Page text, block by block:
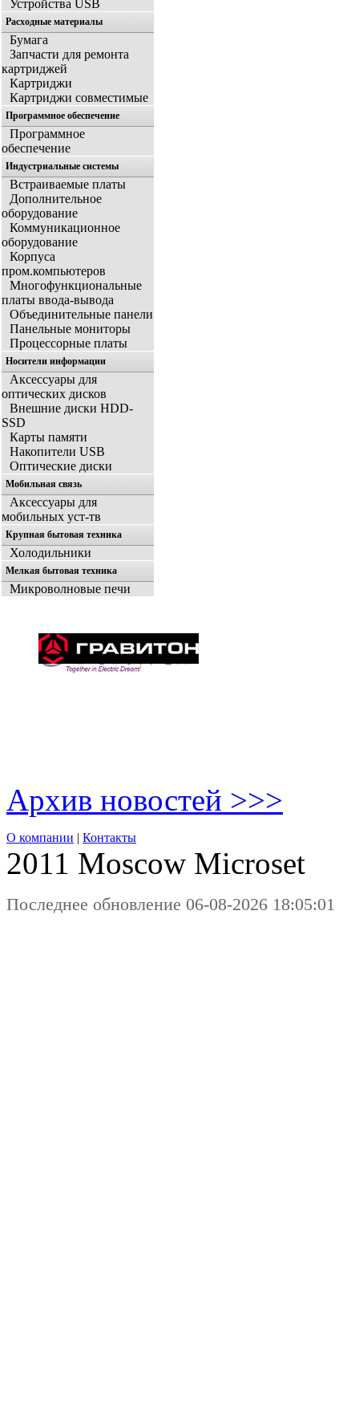
Устройства USB
Расходные материалы
Бумага
Запчасти для ремонта
картриджей
Картриджи
Картриджи совместимые
Программное обеспечение
Программное
обеспечение
Индустриальные системы
Встраиваемые платы
Дополнительное
оборудование
Коммуникационное
оборудование
Корпуса
пром.компьютеров
Многофункциональные
платы ввода-вывода
Объединительные панели
Панельные мониторы
Процессорные платы
Носители информации
Аксессуары для
оптических дисков
Внешние диски HDD-
SSD
Карты памяти
Накопители USB
Оптические диски
Мобильная связь
Аксессуары для
мобильных уст-тв
Крупная бытовая техника
Холодильники
Мелкая бытовая техника
Микроволновые печи
Архив новостей >>>
О компании | Контакты
2011 Moscow Microset
Последнее обновление 06-08-2026 18:05:01